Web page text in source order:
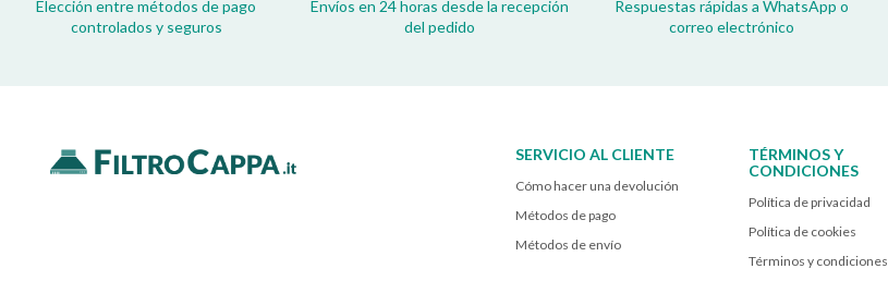
Elección entre métodos de pago
controlados y seguros
Envíos en 24 horas desde la recepción
del pedido
Respuestas rápidas a WhatsApp o
correo electrónico
SERVICIO AL CLIENTE
Cómo hacer una devolución
Métodos de pago
Métodos de envío
TÉRMINOS Y
CONDICIONES
Política de privacidad
Política de cookies
Términos y condiciones